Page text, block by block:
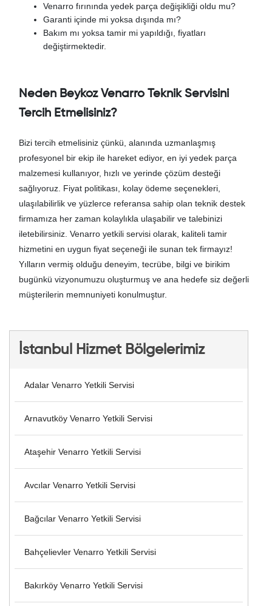
Venarro fırınında yedek parça değişikliği oldu mu?
Garanti içinde mi yoksa dışında mı?
Bakım mı yoksa tamir mi yapıldığı, fiyatları
değiştirmektedir.
Neden Beykoz Venarro Teknik Servisini
Tercih Etmelisiniz?
Bizi tercih etmelisiniz çünkü, alanında uzmanlaşmış
profesyonel bir ekip ile hareket ediyor, en iyi yedek parça
malzemesi kullanıyor, hızlı ve yerinde çözüm desteği
sağlıyoruz. Fiyat politikası, kolay ödeme seçenekleri,
ulaşılabilirlik ve yüzlerce referansa sahip olan teknik destek
firmamıza her zaman kolaylıkla ulaşabilir ve talebinizi
iletebilirsiniz. Venarro yetkili servisi olarak, kaliteli tamir
hizmetini en uygun fiyat seçeneği ile sunan tek firmayız!
Yılların vermiş olduğu deneyim, tecrübe, bilgi ve birikim
bugünkü vizyonumuzu oluşturmuş ve ana hedefe siz değerli
müşterilerin memnuniyeti konulmuştur.
İstanbul Hizmet Bölgelerimiz
Adalar Venarro Yetkili Servisi
Arnavutköy Venarro Yetkili Servisi
Ataşehir Venarro Yetkili Servisi
Avcılar Venarro Yetkili Servisi
Bağcılar Venarro Yetkili Servisi
Bahçelievler Venarro Yetkili Servisi
Bakırköy Venarro Yetkili Servisi